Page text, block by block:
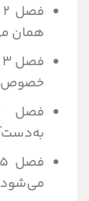
همان
خصوص